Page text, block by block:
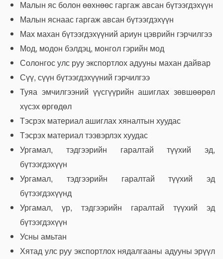
Малын яс болон өөхнөөс гаргаж авсан бүтээгдэхүүн
Малын яснаас гаргаж авсан бүтээгдэхүүн
Мах махан бүтээгдэхүүний ариун цэврийн гэрчилгээ
Мод, модон бэлдэц, монгол гэрийн мод
Солонгос улс руу экспортлох адууны махан дайвар
Сүү, сүүн бүтээгдэхүүний гэрчилгээ
Туяа эмчилгээний үүсгүүрийн ашиглах зөвшөөрөл
хүсэх өргөдөл
Тэсрэх материал ашиглах хяналтын хуудас
Тэсрэх материал тээвэрлэх хуудас
Ургамал, тэдгээрийн гаралтай түүхий эд,
бүтээгдэхүүн
Ургамал, тэдгээрийн гаралтай түүхий эд
бүтээгдэхүүнд
Ургамал, үр, тэдгээрийн гаралтай түүхий эд
бүтээгдэхүүн
Усны амьтан
Хятад улс руу экспортлох нядалгааны адууны эрүүл